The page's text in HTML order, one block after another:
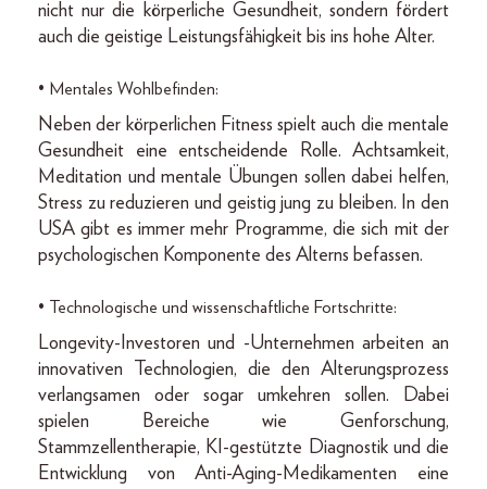
nicht nur die körperliche Gesundheit, sondern fördert
auch die geistige Leistungsfähigkeit bis ins hohe Alter.
• Mentales Wohlbefinden:
Neben der körperlichen Fitness spielt auch die mentale
Gesundheit eine entscheidende Rolle. Achtsamkeit,
Meditation und mentale Übungen sollen dabei helfen,
Stress zu reduzieren und geistig jung zu bleiben. In den
USA gibt es immer mehr Programme, die sich mit der
psychologischen Komponente des Alterns befassen.
• Technologische und wissenschaftliche Fortschritte:
Longevity-Investoren und -Unternehmen arbeiten an
innovativen Technologien, die den Alterungsprozess
verlangsamen oder sogar umkehren sollen. Dabei
spielen Bereiche wie Genforschung,
Stammzellentherapie, KI-gestützte Diagnostik und die
Entwicklung von Anti-Aging-Medikamenten eine